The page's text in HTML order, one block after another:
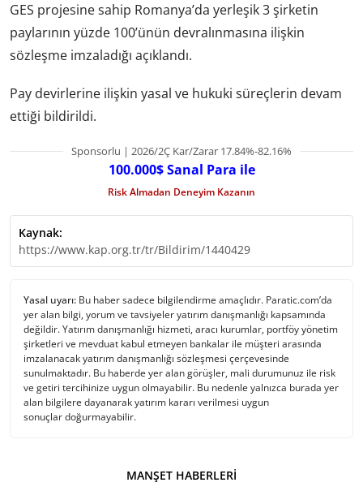
GES projesine sahip Romanya’da yerleşik 3 şirketin
paylarının yüzde 100’ünün devralınmasına ilişkin
sözleşme imzaladığı açıklandı.
Pay devirlerine ilişkin yasal ve hukuki süreçlerin devam
ettiği bildirildi.
Sponsorlu | 2026/2Ç Kar/Zarar 17.84%-82.16%
100.000$ Sanal Para ile
Risk Almadan Deneyim Kazanın
Kaynak:
https://www.kap.org.tr/tr/Bildirim/1440429
Yasal uyarı: Bu haber sadece bilgilendirme amaçlıdır. Paratic.com’da
yer alan bilgi, yorum ve tavsiyeler yatırım danışmanlığı kapsamında
değildir. Yatırım danışmanlığı hizmeti, aracı kurumlar, portföy yönetim
şirketleri ve mevduat kabul etmeyen bankalar ile müşteri arasında
imzalanacak yatırım danışmanlığı sözleşmesi çerçevesinde
sunulmaktadır. Bu haberde yer alan görüşler, mali durumunuz ile risk
ve getiri tercihinize uygun olmayabilir. Bu nedenle yalnızca burada yer
alan bilgilere dayanarak yatırım kararı verilmesi uygun
sonuçlar doğurmayabilir.
MANŞET HABERLERI